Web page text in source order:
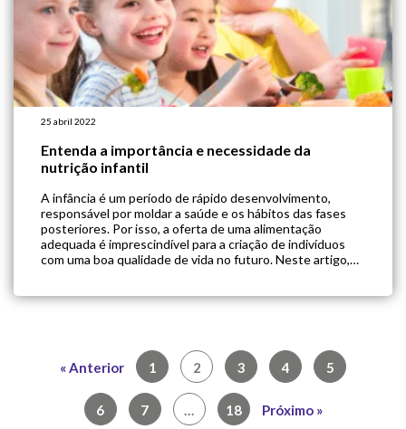
25 abril 2022
Entenda a importância e necessidade da
nutrição infantil
A infância é um período de rápido desenvolvimento,
responsável por moldar a saúde e os hábitos das fases
posteriores. Por isso, a oferta de uma alimentação
adequada é imprescindível para a criação de indivíduos
com uma boa qualidade de vida no futuro. Neste artigo,
« Anterior 1 2 3 4 5
6 7 … 18 Próximo »